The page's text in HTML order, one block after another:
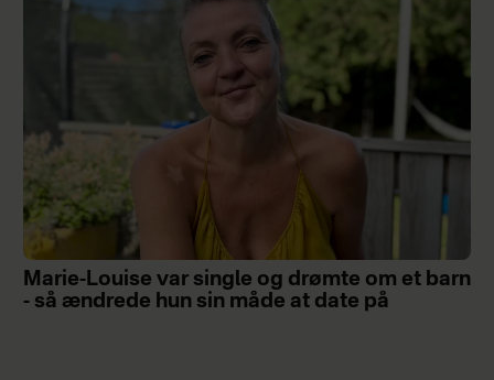
Marie-Louise var single og drømte om et barn
- så ændrede hun sin måde at date på